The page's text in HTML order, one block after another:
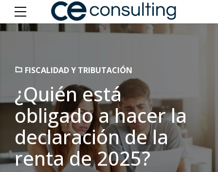
FISCALIDAD Y TRIBUTACIÓN
¿Quién está
obligado a hacer la
declaración de la
renta de 2025?